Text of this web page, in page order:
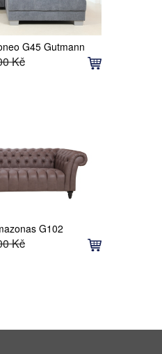
G45 Gutmann
Kč
G102
Kč